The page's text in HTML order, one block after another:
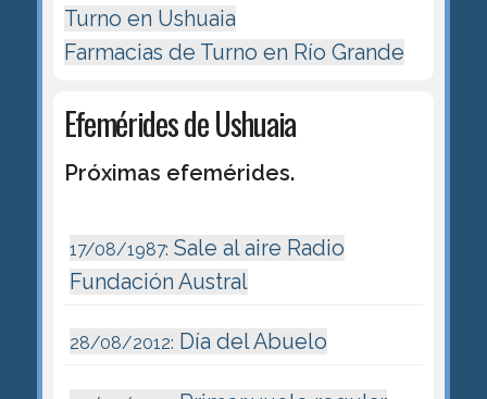
Turno en Ushuaia
Farmacias de Turno en Río Grande
Efemérides de Ushuaia
Próximas efemérides.
17/08/1987: Sale al aire Radio
Fundación Austral
28/08/2012: Día del Abuelo